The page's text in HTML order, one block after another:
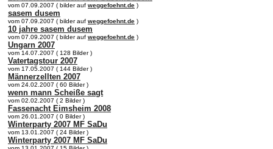
vom 07.09.2007 ( bilder auf weggefoehnt.de )
sasem dusem
vom 07.09.2007 ( bilder auf weggefoehnt.de )
10 jahre sasem dusem
vom 07.09.2007 ( bilder auf weggefoehnt.de )
Ungarn 2007
vom 14.07.2007 ( 128 Bilder )
Vatertagstour 2007
vom 17.05.2007 ( 144 Bilder )
Männerzellten 2007
vom 24.02.2007 ( 60 Bilder )
wenn mann Scheiße sagt
vom 02.02.2007 ( 2 Bilder )
Fassenacht Eimsheim 2008
vom 26.01.2007 ( 0 Bilder )
Winterparty 2007 MF SaDu
vom 13.01.2007 ( 24 Bilder )
Winterparty 2007 MF SaDu